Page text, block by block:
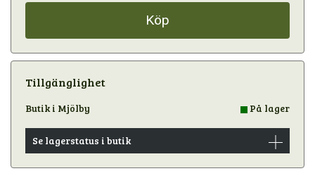
Köp
Tillgänglighet
Butik i Mjölby På lager
Se lagerstatus i butik